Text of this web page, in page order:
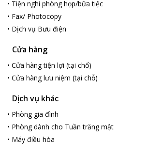
• Tiện nghi phòng họp/bữa tiệc
• Fax/ Photocopy
• Dịch vụ Bưu điện
Cửa hàng
• Cửa hàng tiện lợi (tại chổ)
• Cửa hàng lưu niệm (tại chỗ)
Dịch vụ khác
• Phòng gia đình
• Phòng dành cho Tuần trăng mật
• Máy điều hòa